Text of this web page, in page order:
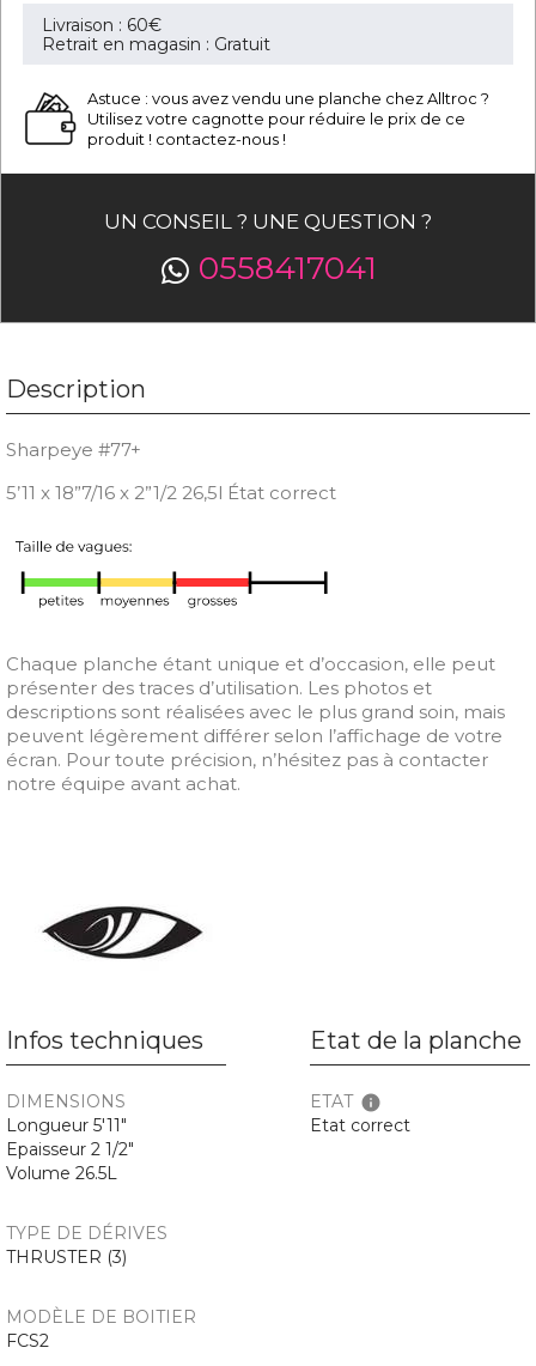
Livraison : 60€
Retrait en magasin : Gratuit
Astuce : vous avez vendu une planche chez Alltroc ?
Utilisez votre cagnotte pour réduire le prix de ce
produit ! contactez-nous !
UN CONSEIL ? UNE QUESTION ?
0558417041
Description
Sharpeye #77+
5’11 x 18”7/16 x 2”1/2 26,5l État correct
Chaque planche étant unique et d’occasion, elle peut
présenter des traces d’utilisation. Les photos et
descriptions sont réalisées avec le plus grand soin, mais
peuvent légèrement différer selon l’affichage de votre
écran. Pour toute précision, n’hésitez pas à contacter
notre équipe avant achat.
Infos techniques
DIMENSIONS
Longueur 5'11"
Epaisseur 2 1/2"
Volume 26.5L
TYPE DE DÉRIVES
THRUSTER (3)
MODÈLE DE BOITIER
FCS2
Etat de la planche
ETAT info
Etat correct